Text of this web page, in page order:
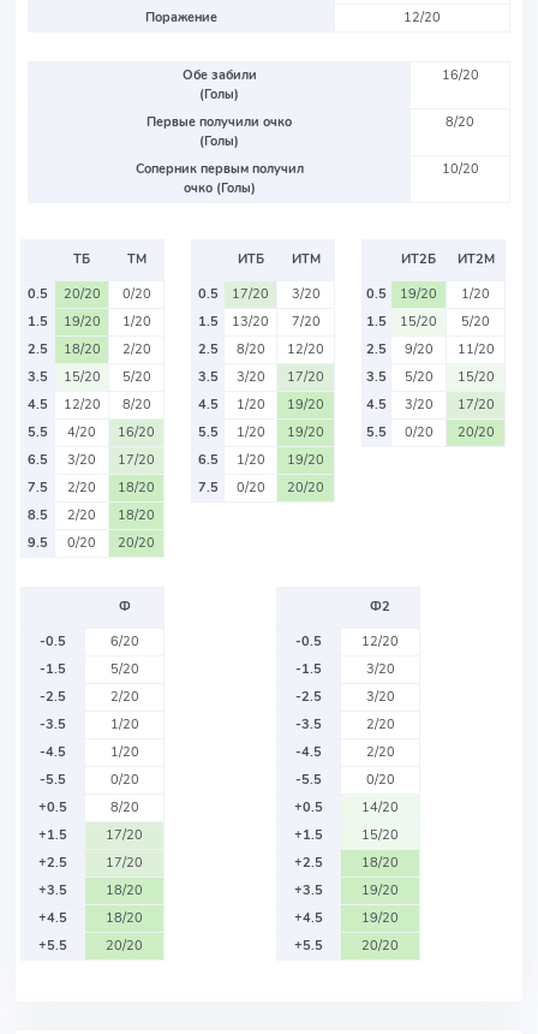
Поражение 12/20
Обе забили
(Голы)
16/20
Первые получили очко
(Голы)
8/20
Соперник первым получил
очко (Голы)
10/20
ТБ
ТМ
0.5
20/20
0/20
1.5
19/20
1/20
2.5
18/20
2/20
3.5
15/20
5/20
4.5
12/20
8/20
5.5
4/20
16/20
6.5
3/20
17/20
7.5
2/20
18/20
8.5
2/20
18/20
9.5
0/20 20/20
ИТБ
ИТМ
0.5
17/20
3/20
1.5
13/20
7/20
2.5
8/20
12/20
3.5
3/20
17/20
4.5
1/20
19/20
5.5
1/20
19/20
6.5
1/20
19/20
7.5
0/20 20/20
ИТ2Б
ИТ2М
0.5
19/20
1/20
1.5
15/20
5/20
2.5
9/20
11/20
3.5
5/20
15/20
4.5
3/20
17/20
5.5
0/20 20/20
Ф
-0.5
6/20
-1.5
5/20
-2.5
2/20
-3.5
1/20
-4.5
1/20
-5.5
0/20
+0.5
8/20
+1.5
17/20
+2.5
17/20
+3.5
18/20
+4.5
18/20
+5.5
20/20
Ф2
-0.5
12/20
-1.5
3/20
-2.5
3/20
-3.5
2/20
-4.5
2/20
-5.5
0/20
+0.5
14/20
+1.5
15/20
+2.5
18/20
+3.5
19/20
+4.5
19/20
+5.5
20/20